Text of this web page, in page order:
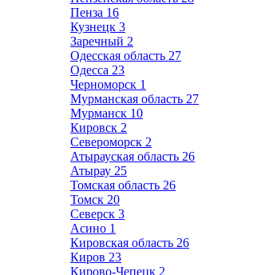
Пенза 16
Кузнецк 3
Заречный 2
Одесская область 27
Одесса 23
Черноморск 1
Мурманская область 27
Мурманск 10
Кировск 2
Североморск 2
Атырауская область 26
Атырау 25
Томская область 26
Томск 20
Северск 3
Асино 1
Кировская область 26
Киров 23
Кирово-Чепецк 2